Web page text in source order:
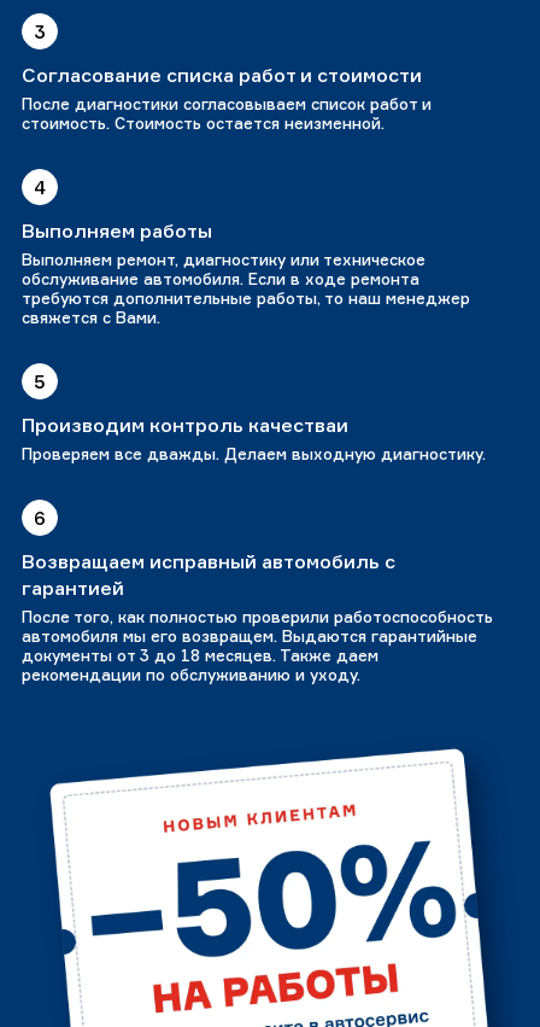
3
Согласование списка работ и стоимости
После диагностики согласовываем список работ и
стоимость. Стоимость остается неизменной.
4
Выполняем работы
Выполняем ремонт, диагностику или техническое
обслуживание автомобиля. Если в ходе ремонта
требуются дополнительные работы, то наш менеджер
свяжется с Вами.
5
Производим контроль качестваи
Проверяем все дважды. Делаем выходную диагностику.
6
Возвращаем исправный автомобиль с
гарантией
После того, как полностью проверили работоспособность
автомобиля мы его возвращем. Выдаются гарантийные
документы от 3 до 18 месяцев. Также даем
рекомендации по обслуживанию и уходу.